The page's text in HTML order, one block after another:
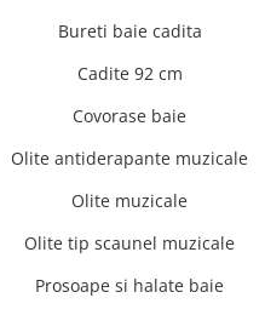
Bureti baie cadita
Cadite 92 cm
Covorase baie
Olite antiderapante muzicale
Olite muzicale
Olite tip scaunel muzicale
Prosoape si halate baie